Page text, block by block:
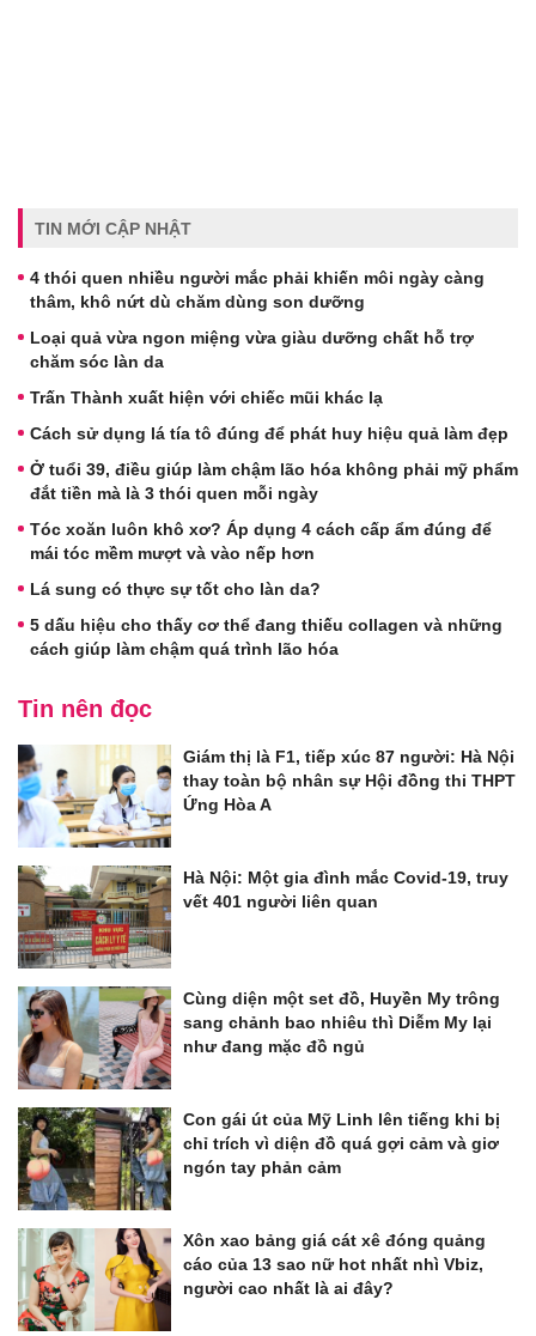
TIN MỚI CẬP NHẬT
4 thói quen nhiều người mắc phải khiến môi ngày càng
thâm, khô nứt dù chăm dùng son dưỡng
Loại quả vừa ngon miệng vừa giàu dưỡng chất hỗ trợ
chăm sóc làn da
Trấn Thành xuất hiện với chiếc mũi khác lạ
Cách sử dụng lá tía tô đúng để phát huy hiệu quả làm đẹp
Ở tuổi 39, điều giúp làm chậm lão hóa không phải mỹ phẩm
đắt tiền mà là 3 thói quen mỗi ngày
Tóc xoăn luôn khô xơ? Áp dụng 4 cách cấp ẩm đúng để
mái tóc mềm mượt và vào nếp hơn
Lá sung có thực sự tốt cho làn da?
5 dấu hiệu cho thấy cơ thể đang thiếu collagen và những
cách giúp làm chậm quá trình lão hóa
Tin nên đọc
Giám thị là F1, tiếp xúc 87 người: Hà Nội
thay toàn bộ nhân sự Hội đồng thi THPT
Ứng Hòa A
Hà Nội: Một gia đình mắc Covid-19, truy
vết 401 người liên quan
Cùng diện một set đồ, Huyền My trông
sang chảnh bao nhiêu thì Diễm My lại
như đang mặc đồ ngủ
Con gái út của Mỹ Linh lên tiếng khi bị
chỉ trích vì diện đồ quá gợi cảm và giơ
ngón tay phản cảm
Xôn xao bảng giá cát xê đóng quảng
cáo của 13 sao nữ hot nhất nhì Vbiz,
người cao nhất là ai đây?